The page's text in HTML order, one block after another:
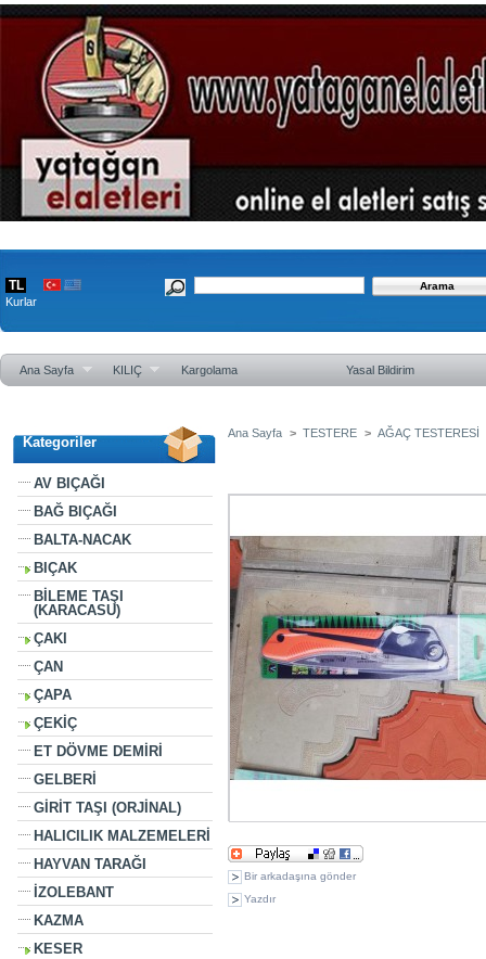
TL
Kurlar
Ana Sayfa KILIÇ Kargolama Yasal Bildirim
Kategoriler
AV BIÇAĞI
BAĞ BIÇAĞI
BALTA-NACAK
BIÇAK
BİLEME TAŞI
(KARACASU)
ÇAKI
ÇAN
ÇAPA
ÇEKİÇ
ET DÖVME DEMİRİ
GELBERİ
GİRİT TAŞI (ORJİNAL)
HALICILIK MALZEMELERİ
HAYVAN TARAĞI
İZOLEBANT
KAZMA
KESER
Ana Sayfa > TESTERE > AĞAÇ TESTERESİ
Bir arkadaşına gönder
Yazdır